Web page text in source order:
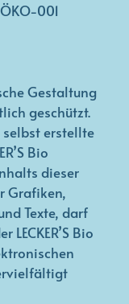
001
Gestaltung
geschützt.
erstellte
Bio
dieser
Grafiken,
Texte, darf
Bio